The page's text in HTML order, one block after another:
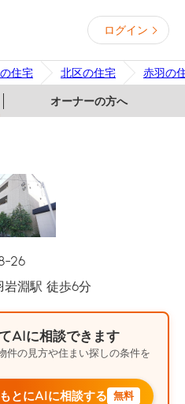
ログイン
住宅 北区の住宅 赤羽の
オーナーの方へ
26
岩淵駅 徒歩6分
AIに相談できます
件の見方や住まい探しの条件を
とにAIに相談する 無料